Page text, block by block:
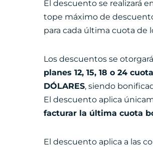
El descuento se realizará
tope máximo de
para cada última cuota de
Los descuentos se
planes 12, 15, 18 o 24
DÓLARES, siendo
El descuento aplica
facturar la última cuota
El descuento aplica a las